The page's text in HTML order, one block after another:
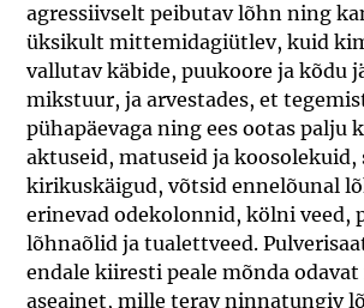
agressiivselt peibutav lõhn ning
üksikult mittemidagiütlev, kuid
vallutav käbide, puukoore ja kõdu
mikstuur, ja arvestades, et
pühapäevaga ning ees ootas palju
aktuseid, matuseid ja
kirikuskäigud, võtsid ennelõunal
erinevad odekolonnid, kölni veed,
lõhnaõlid ja tualettveed.
endale kiiresti peale mõnda
aseainet, mille terav ninnatungiv